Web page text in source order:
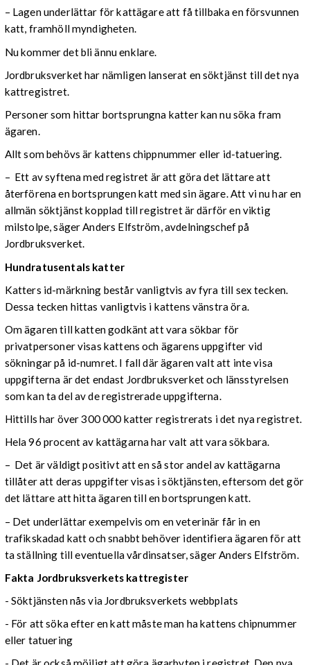
– Lagen underlättar för kattägare att få tillbaka en försvunnen
katt, framhöll myndigheten.
Nu kommer det bli ännu enklare.
Jordbruksverket har nämligen lanserat en söktjänst till det nya
kattregistret.
Personer som hittar bortsprungna katter kan nu söka fram
ägaren.
Allt som behövs är kattens chippnummer eller id-tatuering.
– Ett av syftena med registret är att göra det lättare att
återförena en bortsprungen katt med sin ägare. Att vi nu har en
allmän söktjänst kopplad till registret är därför en viktig
milstolpe, säger Anders Elfström, avdelningschef på
Jordbruksverket.
Hundratusentals katter
Katters id-märkning består vanligtvis av fyra till sex tecken.
Dessa tecken hittas vanligtvis i kattens vänstra öra.
Om ägaren till katten godkänt att vara sökbar för
privatpersoner visas kattens och ägarens uppgifter vid
sökningar på id-numret. I fall där ägaren valt att inte visa
uppgifterna är det endast Jordbruksverket och länsstyrelsen
som kan ta del av de registrerade uppgifterna.
Hittills har över 300 000 katter registrerats i det nya registret.
Hela 96 procent av kattägarna har valt att vara sökbara.
– Det är väldigt positivt att en så stor andel av kattägarna
tillåter att deras uppgifter visas i söktjänsten, eftersom det gör
det lättare att hitta ägaren till en bortsprungen katt.
– Det underlättar exempelvis om en veterinär får in en
trafikskadad katt och snabbt behöver identifiera ägaren för att
ta ställning till eventuella vårdinsatser, säger Anders Elfström.
Fakta Jordbruksverkets kattregister
- Söktjänsten nås via Jordbruksverkets webbplats
- För att söka efter en katt måste man ha kattens chipnummer
eller tatuering